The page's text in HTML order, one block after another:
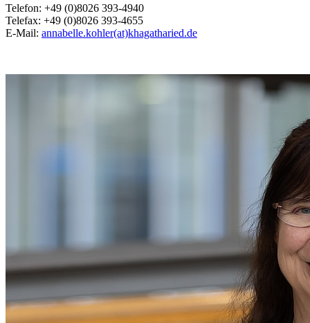
Telefon: +49 (0)8026 393-4940
Telefax: +49 (0)8026 393-4655
E-Mail: annabelle.kohler(at)khagatharied.de